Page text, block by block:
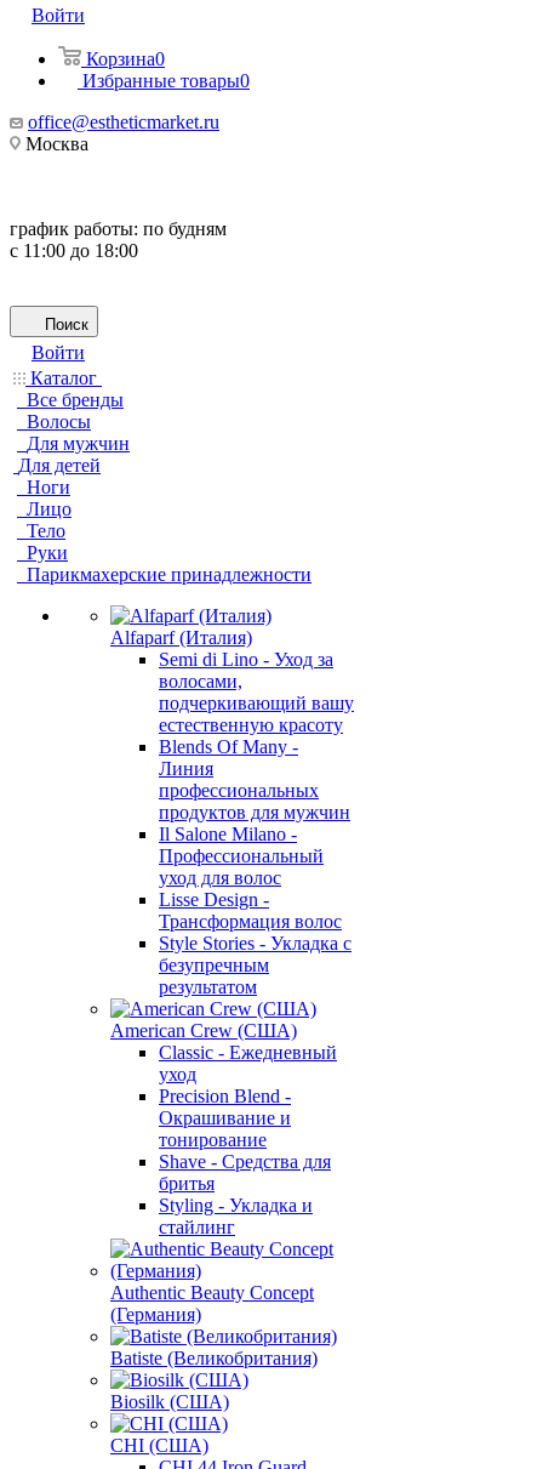
Войти
Корзина0
Избранные товары0
office@estheticmarket.ru
Москва
график работы: по будням
с 11:00 до 18:00
Поиск
Войти
Каталог
Все бренды
Волосы
Для мужчин
Для детей
Ноги
Лицо
Тело
Руки
Парикмахерские принадлежности
Alfaparf (Италия)
Semi di Lino - Уход за
волосами,
подчеркивающий вашу
естественную красоту
Blends Of Many -
Линия
профессиональных
продуктов для мужчин
Il Salone Milano -
Профессиональный
уход для волос
Lisse Design -
Трансформация волос
Style Stories - Укладка с
безупречным
результатом
American Crew (США)
Classic - Ежедневный
уход
Precision Blend -
Окрашивание и
тонирование
Shave - Средства для
бритья
Styling - Укладка и
стайлинг
Authentic Beauty Concept
(Германия)
Batiste (Великобритания)
Biosilk (США)
CHI (США)